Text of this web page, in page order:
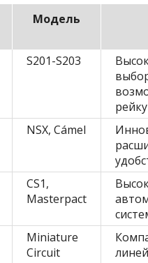
Модель
S201-S203
рейку
NSX, Cámel
CS1,
Masterpact
Miniature
Circuit